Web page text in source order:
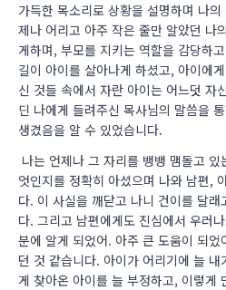
가득한 목소리로 상황을 설명하며 나
제나 어리고 아주 작은 줄만 알았던 나
게하며, 부모를 지키는 역할을 감당하
길이 아이를 살아나게 하셨고, 아이에
신 것들 속에서 자란 아이는 어느덧 자
딘 나에게 들려주신 목사님의 말씀을
생겼음을 알 수 있었습니다.
나는 언제나 그 자리를 뱅뱅 맴돌고
엇인지를 정확히 아셨으며 나와 남편,
다. 이 사실을 깨닫고 나니 건이를 달
다. 그리고 남편에게도 진심에서 우러
분에 알게 되었어. 아주 큰 도움이 되
던 것 같습니다. 아이가 어리기에 늘
게 찾아온 아이를 늘 부정하고, 이렇게